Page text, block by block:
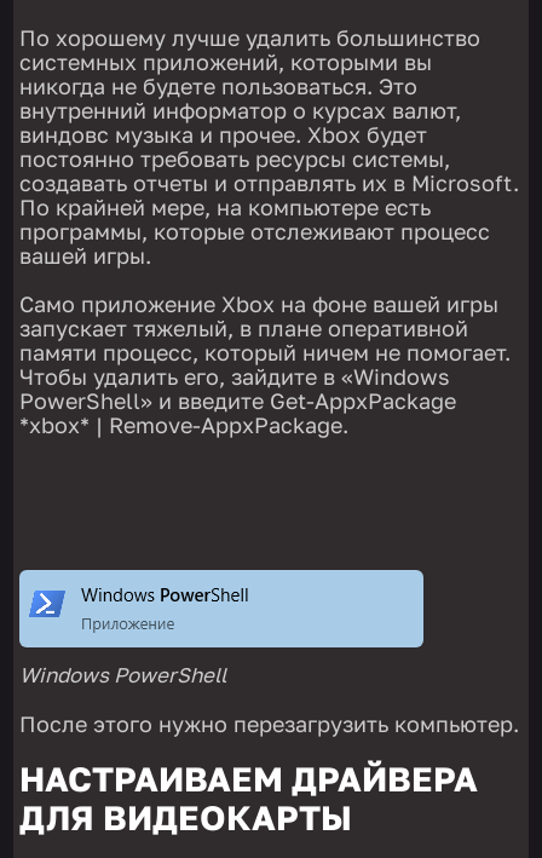
По хорошему лучше удалить большинство
системных приложений, которыми вы
никогда не будете пользоваться. Это
внутренний информатор о курсах валют,
виндовс музыка и прочее. Xbox будет
постоянно требовать ресурсы системы,
создавать отчеты и отправлять их в Microsoft.
По крайней мере, на компьютере есть
программы, которые отслеживают процесс
вашей игры.
Само приложение Xbox на фоне вашей игры
запускает тяжелый, в плане оперативной
памяти процесс, который ничем не помогает.
Чтобы удалить его, зайдите в «Windows
PowerShell» и введите Get-AppxPackage
*xbox* | Remove-AppxPackage.
Windows PowerShell
После этого нужно перезагрузить компьютер.
НАСТРАИВАЕМ ДРАЙВЕРА
ДЛЯ ВИДЕОКАРТЫ